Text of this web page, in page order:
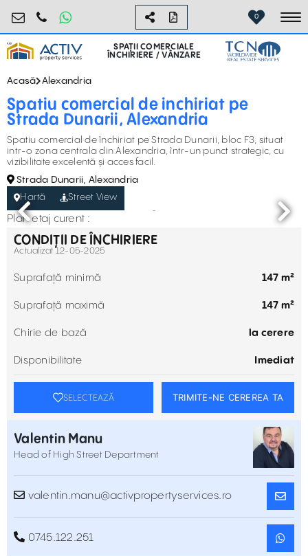
retail@activpropertyservices.ro
0730.000.076 0
SPAȚII COMERCIALE
ÎNCHIRIERE / VÂNZARE
Acasă Alexandria
Spatiu comercial de inchiriat pe
Strada Dunarii, Alexandria
Spatiu comercial de închiriat pe Strada Dunarii, bloc F3, situat
intr-o zona centrala din Alexandria,într-un punct strategic, cu
vizibilitate excelentă și acces facil.
Strada Dunarii, Alexandria
Hartă
Street View
Plan etaj curent :
CONDIȚII DE ÎNCHIRIERE
Actualizat 12-05-2025
Suprafață minimă 147 m²
Suprafață maximă 147 m²
Chirie de bază la cerere
Disponibilitate Imediat
SELECTEAZĂ TRIMITE-NE CEREREA TA
Valentin Manu
Head of High Street Department
valentin.manu@activpropertyservices.ro
0745.122.251